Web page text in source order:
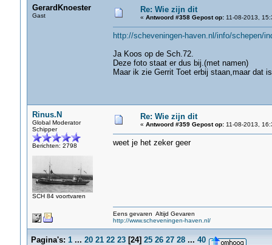
GerardKnoester
Gast
Re: Wie zijn dit
« Antwoord #358 Gepost op:11-08-2013,
http://scheveningen-haven.nl/info/schepen/
Ja Koos op de Sch.72.
Deze foto staat er dus bij.(met namen)
Maar ik zie Gerrit Toet erbij staan,maar dat
Rinus.N
Global Moderator
Schipper
Berichten: 2798
SCH 84 voortvaren
Re: Wie zijn dit
« Antwoord #359 Gepost op:11-08-2013,
weet je het zeker geer
Eens gevaren Altijd Gevaren
http://www.scheveningen-haven.nl/
Pagina's: 1 ... 20 21 22 23[24] 25 26 27 28 ... 40